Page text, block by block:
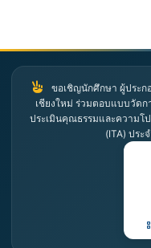
ขอเชิญนักศึกษา ผู้ประ
เชียงใหม่ ร่วมตอบแบบวัดก
ประเมินคุณธรรมและความโ
(ITA) ประ